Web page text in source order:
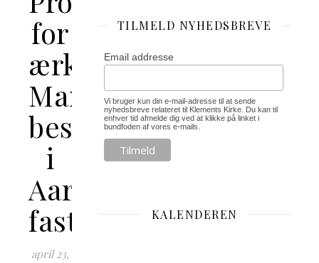
for
ærkebiskop
Marks
besøg
i
Aarhus
fastlagt
april 23,
TILMELD NYHEDSBREVE
Email addresse
Vi bruger kun din e-mail-adresse til at sende
nyhedsbreve relateret til Klements Kirke. Du kan til
enhver tid afmelde dig ved at klikke på linket i
bundfoden af vores e-mails.
KALENDEREN